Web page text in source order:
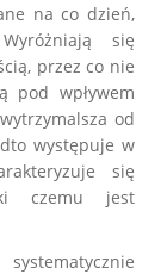
na co dzień,
się
przez co nie
pod wpływem
od
występuje w
się
czemu jest